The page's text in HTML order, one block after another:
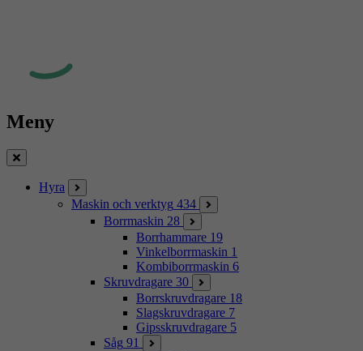
Meny
Stäng
Hyra
Maskin och verktyg 434
Borrmaskin 28
Borrhammare 19
Vinkelborrmaskin 1
Kombiborrmaskin 6
Skruvdragare 30
Borrskruvdragare 18
Slagskruvdragare 7
Gipsskruvdragare 5
Såg 91